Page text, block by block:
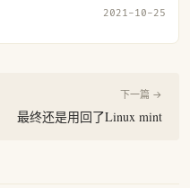
2021-10-25
下一篇 →
最终还是用回了Linux mint